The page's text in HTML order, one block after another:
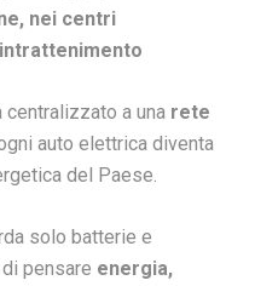
nei centri
a una rete
auto elettrica diventa
del Paese.
solo batterie e
pensare energia,